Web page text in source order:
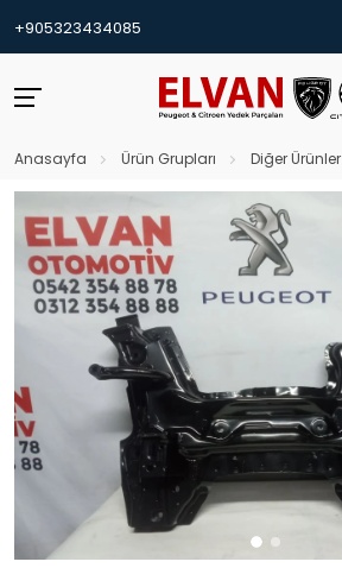
+905323434085
Anasayfa Ürün Grupları Diğer Ürünler